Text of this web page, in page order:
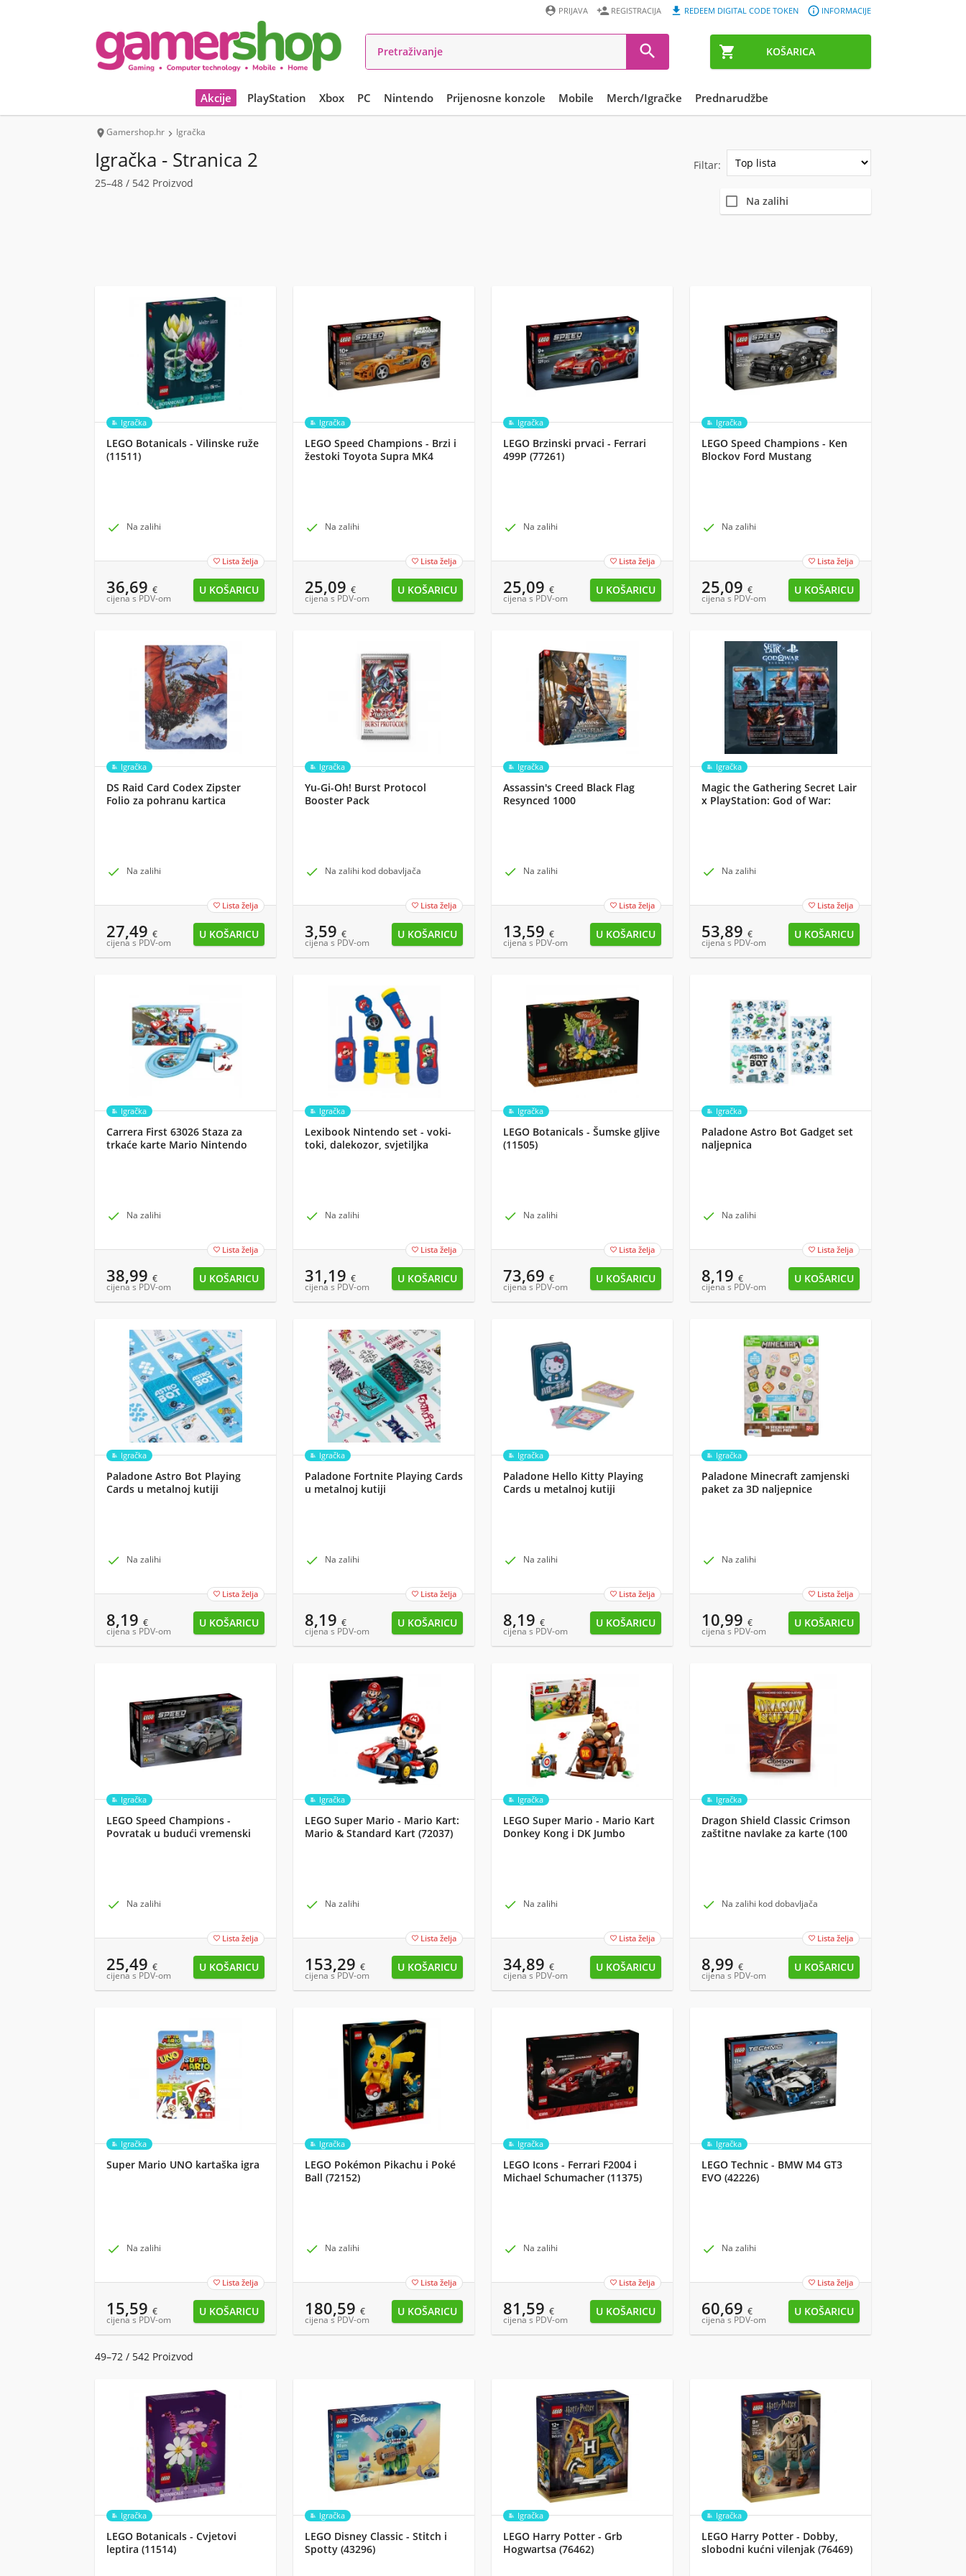
 KOŠARICA
 INFORMACIJE
 REDEEM DIGITAL CODE TOKEN
 REGISTRACIJA
 PRIJAVA

Akcije PlayStation Xbox PC Nintendo Prijenosne konzole Mobile Merch/Igračke Prednarudžbe
Gamershop.hr  Igračka
Igračka - Stranica 2
25–48 / 542 Proizvod
Filtar:
Na zalihi
Igračka
LEGO Botanicals - Vilinske ruže
(11511)
 Na zalihi
 Lista želja
36,69 €
cijena s PDV-om
Igračka
LEGO Speed Champions - Brzi i
žestoki Toyota Supra MK4
 Na zalihi
 Lista želja
25,09 €
cijena s PDV-om
Igračka
LEGO Brzinski prvaci - Ferrari
499P (77261)
 Na zalihi
 Lista želja
25,09 €
cijena s PDV-om
Igračka
LEGO Speed Champions - Ken
Blockov Ford Mustang
 Na zalihi
 Lista želja
25,09 €
cijena s PDV-om
Igračka
DS Raid Card Codex Zipster
Folio za pohranu kartica
 Na zalihi
 Lista želja
27,49 €
cijena s PDV-om
Igračka
Yu-Gi-Oh! Burst Protocol
Booster Pack
 Na zalihi kod dobavljača
 Lista želja
3,59 €
cijena s PDV-om
Igračka
Assassin's Creed Black Flag
Resynced 1000
 Na zalihi
 Lista želja
13,59 €
cijena s PDV-om
Igračka
Magic the Gathering Secret Lair
x PlayStation: God of War:
 Na zalihi
 Lista želja
53,89 €
cijena s PDV-om
Igračka
Carrera First 63026 Staza za
trkaće karte Mario Nintendo
 Na zalihi
 Lista želja
38,99 €
cijena s PDV-om
Igračka
Lexibook Nintendo set - voki-
toki, dalekozor, svjetiljka
 Na zalihi
 Lista želja
31,19 €
cijena s PDV-om
Igračka
LEGO Botanicals - Šumske gljive
(11505)
 Na zalihi
 Lista želja
73,69 €
cijena s PDV-om
Igračka
Paladone Astro Bot Gadget set
naljepnica
 Na zalihi
 Lista želja
8,19 €
cijena s PDV-om
Igračka
Paladone Astro Bot Playing
Cards u metalnoj kutiji
 Na zalihi
 Lista želja
8,19 €
cijena s PDV-om
Igračka
Paladone Fortnite Playing Cards
u metalnoj kutiji
 Na zalihi
 Lista želja
8,19 €
cijena s PDV-om
Igračka
Paladone Hello Kitty Playing
Cards u metalnoj kutiji
 Na zalihi
 Lista želja
8,19 €
cijena s PDV-om
Igračka
Paladone Minecraft zamjenski
paket za 3D naljepnice
 Na zalihi
 Lista želja
10,99 €
cijena s PDV-om
Igračka
LEGO Speed Champions -
Povratak u budući vremenski
 Na zalihi
 Lista želja
25,49 €
cijena s PDV-om
Igračka
LEGO Super Mario - Mario Kart:
Mario & Standard Kart (72037)
 Na zalihi
 Lista želja
153,29 €
cijena s PDV-om
Igračka
LEGO Super Mario - Mario Kart
Donkey Kong i DK Jumbo
 Na zalihi
 Lista želja
34,89 €
cijena s PDV-om
Igračka
Dragon Shield Classic Crimson
zaštitne navlake za karte (100
 Na zalihi kod dobavljača
 Lista želja
8,99 €
cijena s PDV-om
Igračka
Super Mario UNO kartaška igra
 Na zalihi
 Lista želja
15,59 €
cijena s PDV-om
Igračka
LEGO Pokémon Pikachu i Poké
Ball (72152)
 Na zalihi
 Lista želja
180,59 €
cijena s PDV-om
Igračka
LEGO Icons - Ferrari F2004 i
Michael Schumacher (11375)
 Na zalihi
 Lista želja
81,59 €
cijena s PDV-om
Igračka
LEGO Technic - BMW M4 GT3
EVO (42226)
 Na zalihi
 Lista želja
60,69 €
cijena s PDV-om
49–72 / 542 Proizvod
Igračka
LEGO Botanicals - Cvjetovi
leptira (11514)
Igračka
LEGO Disney Classic - Stitch i
Spotty (43296)
Igračka
LEGO Harry Potter - Grb
Hogwartsa (76462)
Igračka
LEGO Harry Potter - Dobby,
slobodni kućni vilenjak (76469)